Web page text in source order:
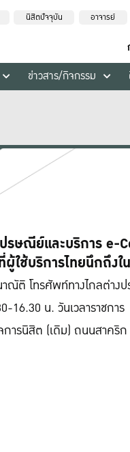
นิสิตปัจจุบัน อาจารย์
ข่าวสาร/กิจกรรม
ปรษณีย์และบริการ e-
ใช้บริการไทยนึกถึง
ณัติ โทรศัพท์ทางไกลต่างป
16.30 น. วันเวลาราชการ
ารนิสิต (เดิม) ถนนสาคริ